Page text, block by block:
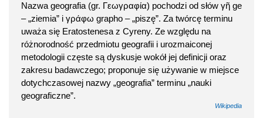
Nazwa geografia (gr. Γεωγραφία) pochodzi od słów γῆ ge
– „ziemia” i γράφω grapho – „piszę”. Za twórcę terminu
uważa się Eratostenesa z Cyreny. Ze względu na
różnorodność przedmiotu geografii i urozmaiconej
metodologii częste są dyskusje wokół jej definicji oraz
zakresu badawczego; proponuje się używanie w miejsce
dotychczasowej nazwy „geografia” terminu „nauki
geograficzne”.
Wikipedia